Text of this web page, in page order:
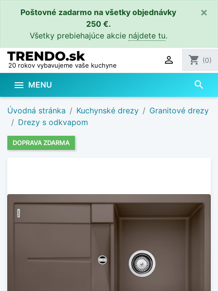
Poštovné zadarmo na všetky objednávky
250 €.
Všetky prebiehajúce akcie nájdete tu.
×
20 rokov vybavujeme vaše kuchyne  shopping_cart (0)
 MENU search
Úvodná stránka Kuchynské drezy
Granitové drezy
Drezy s odkvapom
DOPRAVA ZDARMA